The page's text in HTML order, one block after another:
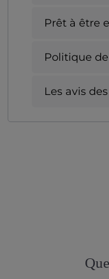
Prêt à être
Politique
Les avis